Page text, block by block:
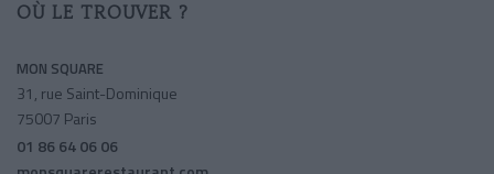
OÙ LE TROUVER ?
MON SQUARE
31, rue Saint-Dominique
75007 Paris
01 86 64 06 06